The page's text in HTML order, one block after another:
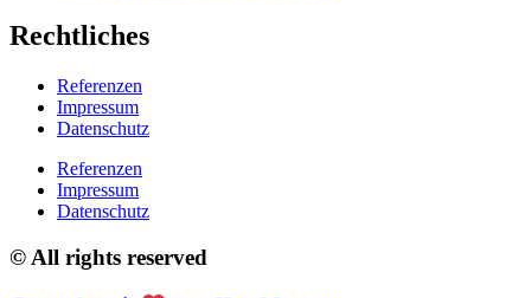
Rechtliches
Referenzen
Impressum
Datenschutz
Referenzen
Impressum
Datenschutz
© All rights reserved